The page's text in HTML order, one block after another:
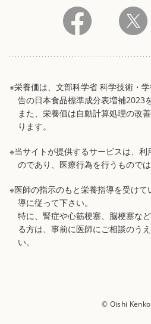
※栄養価は、文部科学省 科学技術・
告の日本食品標準成分表増補2023
また、栄養価は自動計算処理の改
ります。
※当サイトが提供するサービスは、
のであり、医療行為を行うものでは
※医師の指示のもと栄養指導を受け
導に従って下さい。
特に、腎症や心筋梗塞、脳梗塞な
る方は、事前に医師にご相談のう
い。
© Oishi